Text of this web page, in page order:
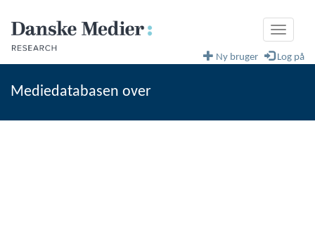
Toggle
Log på
Ny bruger
Mediedatabasen over